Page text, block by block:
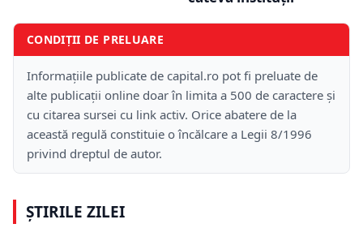
CONDIȚII DE PRELUARE
Informațiile publicate de capital.ro pot fi preluate de
alte publicații online doar în limita a 500 de caractere și
cu citarea sursei cu link activ. Orice abatere de la
această regulă constituie o încălcare a Legii 8/1996
privind dreptul de autor.
ȘTIRILE ZILEI